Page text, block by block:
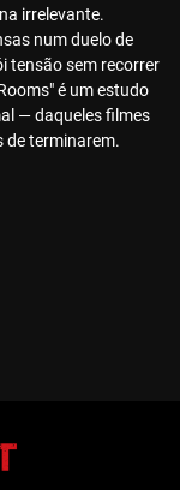
irrelevante.
num duelo de
tensão sem recorrer
é um estudo
— daqueles filmes
de terminarem.